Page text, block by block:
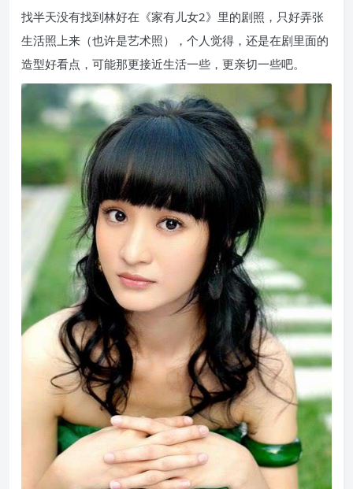
找半天没有找到林好在《家有儿女2》里的剧照，只好弄张
生活照上来（也许是艺术照），个人觉得，还是在剧里面的
造型好看点，可能那更接近生活一些，更亲切一些吧。